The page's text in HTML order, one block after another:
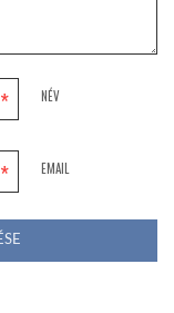
NÉV
*
EMAIL
*